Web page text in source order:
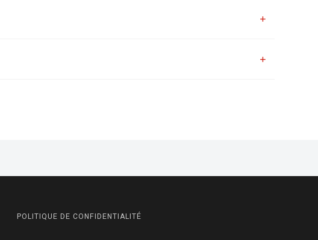
POLITIQUE DE CONFIDENTIALITÉ